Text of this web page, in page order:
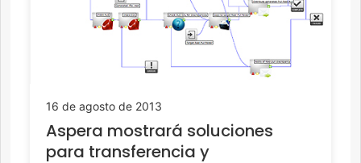
16 de agosto de 2013
Aspera mostrará soluciones
para transferencia y